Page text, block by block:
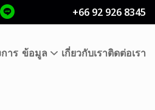
+66 92 926 8345
าร ข้อมูล เกี่ยวกับเราติดต่อเรา